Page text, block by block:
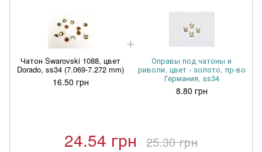
Чатон Swarovski 1088, цвет
Dorado, ss34 (7.069-7.272 mm)
16.50 грн
Оправы под чатоны и
риволи, цвет - золото, пр-во
Германия, ss34
8.80 грн
24.54 грн 25.30 грн